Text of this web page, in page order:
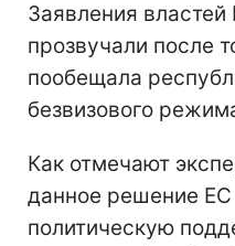
Заявления
прозвучали после
пообещала
безвизового
Как отмечают
данное решение
политическую